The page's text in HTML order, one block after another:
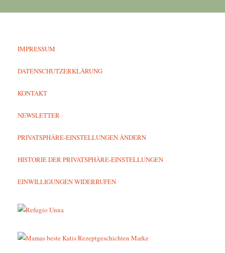
IMPRESSUM
DATENSCHUTZERKLÄRUNG
KONTAKT
NEWSLETTER
PRIVATSPHÄRE-EINSTELLUNGEN ÄNDERN
HISTORIE DER PRIVATSPHÄRE-EINSTELLUNGEN
EINWILLIGUNGEN WIDERRUFEN